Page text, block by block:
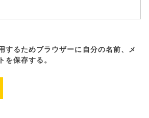
するためブラウザーに自分の名前、メ
を保存する。